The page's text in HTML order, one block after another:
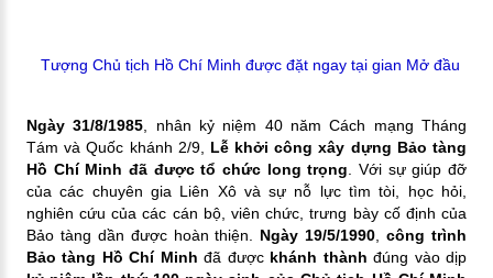
Tượng Chủ tịch Hồ Chí Minh được đặt ngay tại gian Mở đầu
Ngày 31/8/1985 , nhân kỷ niệm 40 năm Cách mạng Tháng
Tám và Quốc khánh 2/9, Lễ khởi công xây dựng Bảo tàng
Hồ Chí Minh đã được tổ chức long trọng . Với sự giúp đỡ
của các chuyên gia Liên Xô và sự nỗ lực tìm tòi, học hỏi,
nghiên cứu của các cán bộ, viên chức, trưng bày cố định của
Bảo tàng dần được hoàn thiện. Ngày 19/5/1990 ,công trình
Bảo tàng Hồ Chí Minh đã được khánh thànhđúng vào dịp